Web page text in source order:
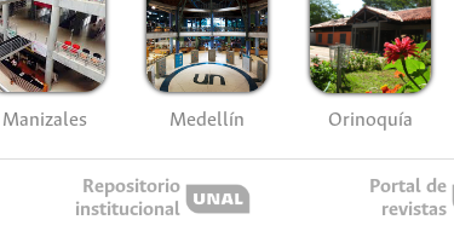
Manizales Medellín Orinoquía
Repositorio
institucional
Portal de
revistas